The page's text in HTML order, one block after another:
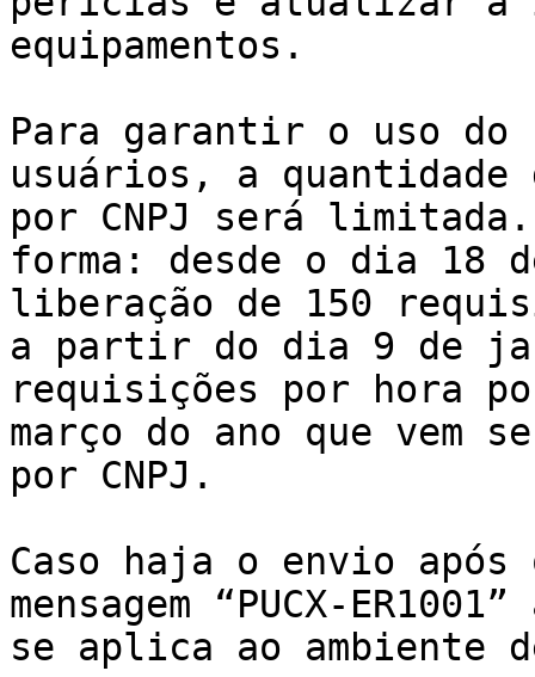
equipamentos.
Para garantir o uso do
usuários, a
por CNPJ será
forma: desde o dia 18
liberação de 150
a partir do dia 9 de
requisições por hora
março do ano que vem
por CNPJ.
Caso haja o envio
mensagem “PUCX-
se aplica ao ambiente